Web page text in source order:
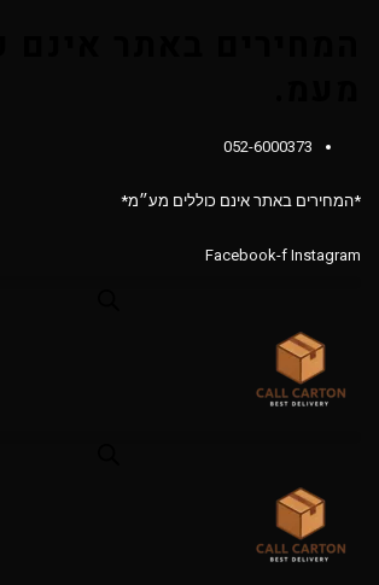
052-6000373
*המחירים באתר אינם כוללים מע״מ*
Facebook-f Instagram